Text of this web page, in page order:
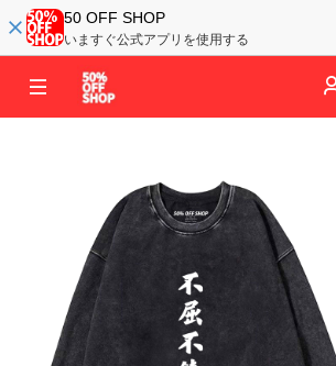
50 OFF SHOP
いますぐ公式アプリを使用する